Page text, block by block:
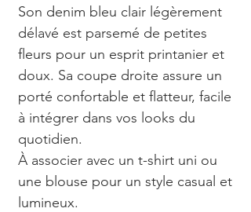
Son denim bleu clair légèrement
délavé est parsemé de petites
fleurs pour un esprit printanier et
doux. Sa coupe droite assure un
porté confortable et flatteur, facile
à intégrer dans vos looks du
quotidien.
À associer avec un t-shirt uni ou
une blouse pour un style casual et
lumineux.